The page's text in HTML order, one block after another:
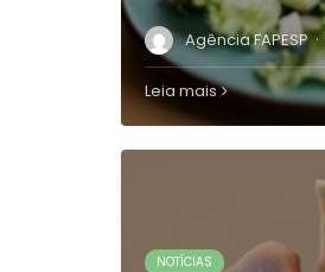
Agência FAPESP ·
Leia mais
NOTÍCIAS